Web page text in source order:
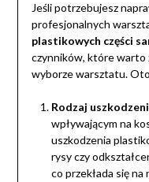
Jeśli potrzebujesz
profesjonalnych
plastikowych części
czynników, które warto
wyborze warsztatu.
Rodzaj
wpływającym na
uszkodzenia
rysy czy
co przekłada się